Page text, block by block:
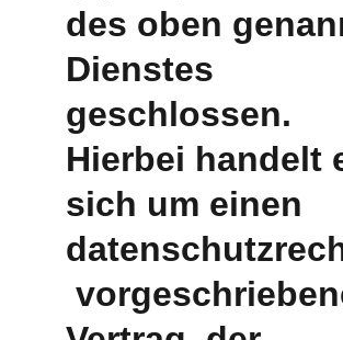
des oben
Dienstes
geschlossen.
Hierbei handelt
sich um einen